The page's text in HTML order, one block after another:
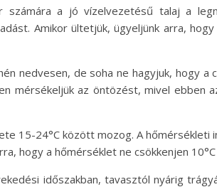
számára a jó vízelvezetésű talaj a
Amikor ültetjük, ügyeljünk arra,
nedvesen, de soha ne hagyjuk, hogy a
mérsékeljük az öntözést, mivel ebben
15-24°C között mozog. A hőmérsékleti
hogy a hőmérséklet ne csökkenjen 10°C
időszakban, tavasztól nyárig